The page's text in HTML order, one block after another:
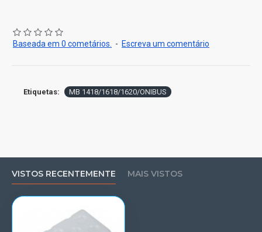
Baseada em 0 cometários. - Escreva um comentário
Etiquetas: MB 1418/1618/1620/ONIBUS
VISTOS RECENTEMENTE MAIS VISTOS